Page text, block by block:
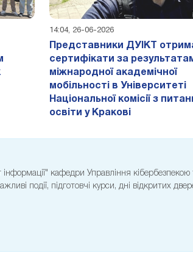
14:04, 26-06-2026
Представники ДУІКТ
сертифікати за
міжнародної академічної
мобільності в Університеті
Національної комісії з
освіти у Кракові
інформації" кафедри Управління кібербезпекою
події, підготовчі курси, дні відкритих